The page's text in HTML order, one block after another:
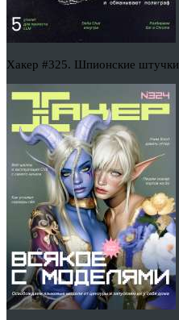
Хакер #325. Шпионские штучки